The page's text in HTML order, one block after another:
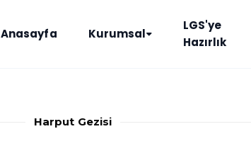
Anasayfa Kurumsal
LGS'ye
Hazırlık
Harput Gezisi